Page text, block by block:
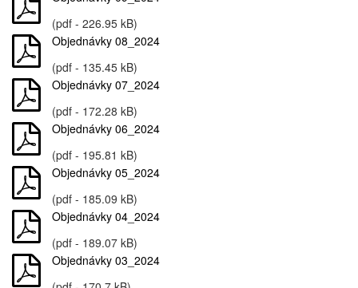
(pdf - 226.95 kB)
Objednávky 08_2024
(pdf - 135.45 kB)
Objednávky 07_2024
(pdf - 172.28 kB)
Objednávky 06_2024
(pdf - 195.81 kB)
Objednávky 05_2024
(pdf - 185.09 kB)
Objednávky 04_2024
(pdf - 189.07 kB)
Objednávky 03_2024